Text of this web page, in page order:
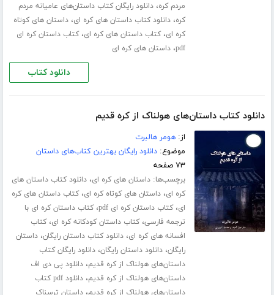
مردم کره،دانلود رایگان کتاب داستان‌های عامیانه مردم
کره،دانلود کتاب داستان های کره ای،داستان های کوتاه
کره ای،کتاب داستان های کره ای،کتاب داستان کره ای
pdf،داستان های کره ای
دانلود کتاب
دانلود کتاب داستان‌های هولناک از کره قدیم
از:هومر هالبرت
موضوع:دانلود رایگان بهترین کتاب‌های داستان
۷۳ صفحه
برچسب‌ها:داستان های کره ای،دانلود کتاب داستان های
کره ای،داستان های کوتاه کره ای،کتاب داستان های کره
ای،کتاب داستان کره ای pdf ،کتاب داستان کره ای با
ترجمه فارسی،کتاب داستان کودکانه کره ای،کتاب
افسانه های کره ای،دانلود کتاب داستان رایگان،داستان
رایگان،دانلود داستان رایگان،دانلود رایگان کتاب
داستان‌های هولناک از کره قدیم،دانلود پی دی اف
داستان‌های هولناک از کره قدیم،
دانلود pdf کتاب
داستان‌های هولناک از کره قدیم داستان ترسناک